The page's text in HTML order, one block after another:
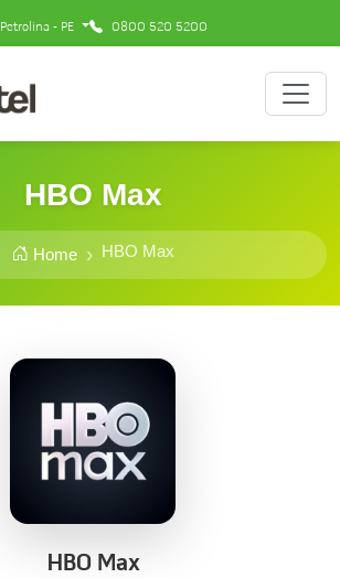
Petrolina - PE 0800 520 5200
HBO Max
Home HBO Max
HBO Max